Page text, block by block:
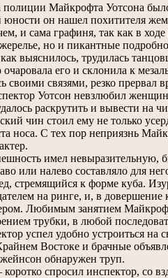
Майкрофта Уотсона
юности он нашел похитителя
и сама графиня, так как в
но и пикантные
выяснилось, трудилась
его и склонила к
своими связями, резко прервал
Уотсон невзлюбил
раскрутить и вывести на
чин стоил ему не только
носа. С тех пор неприязнь
имел невыразительную,
или налево составляло для
стремящийся к форме куба.
на ринге, и, в довершение
Любимым занятием
трубки, в любой
успел удобно устроиться на
Востоке и брачные
обнаружен труп.
спросил инспектор, со